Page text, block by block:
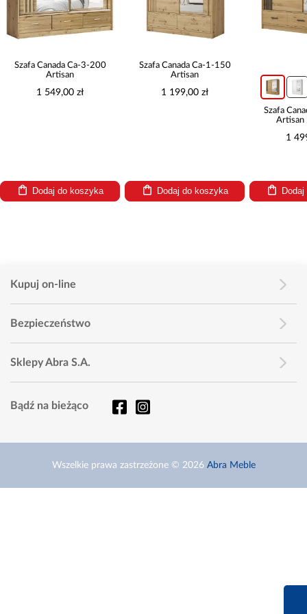
Szafa Canada Ca-3-200
Artisan
1 549,00 zł
Dodaj do koszyka
Szafa Canada Ca-1-150
Artisan
1 199,00 zł
Dodaj do koszyka
Szafa
Artisan
1
Kupuj on-line
Bezpieczeństwo
Sklepy Abra S.A.
Bądź na bieżąco
Wszelkie prawa zastrzeżone © 2026 Abra Meble